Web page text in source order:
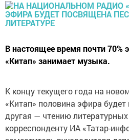
В настоящее время почти 70%
«Китап» занимает музыка.
К концу текущего года на
«Китап» половина эфира
другая — чтению
корреспонденту ИА «Татар-